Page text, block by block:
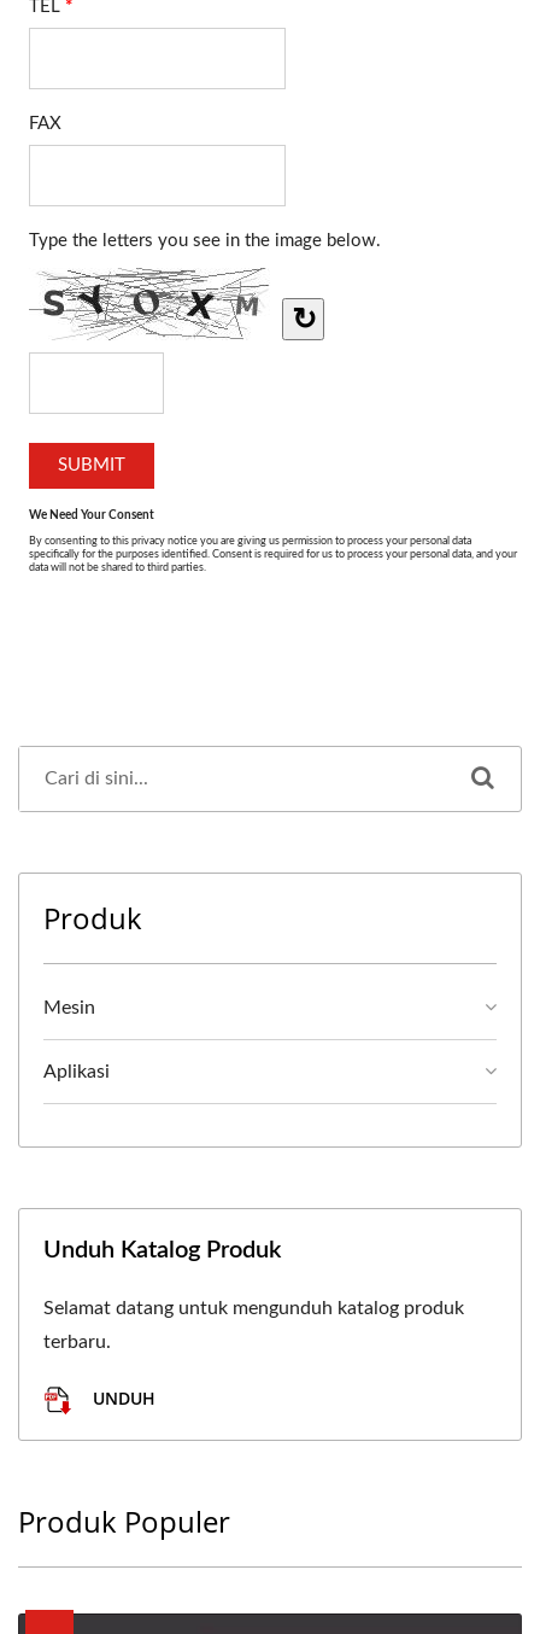
Produk
Mesin
Aplikasi
Unduh Katalog Produk
Selamat datang untuk mengunduh katalog produk
terbaru.
UNDUH
Produk Populer